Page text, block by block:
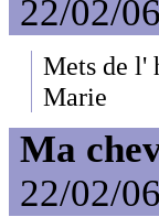
22/02/
Mets de l'
Marie
Ma
22/02/